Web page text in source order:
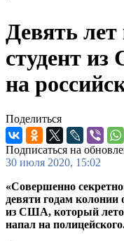
Девять
студент
на
Поделиться
Подписаться на
30 июля 2020, 15:02
«Совершенно
девяти годам колонии
из США, который
напал на